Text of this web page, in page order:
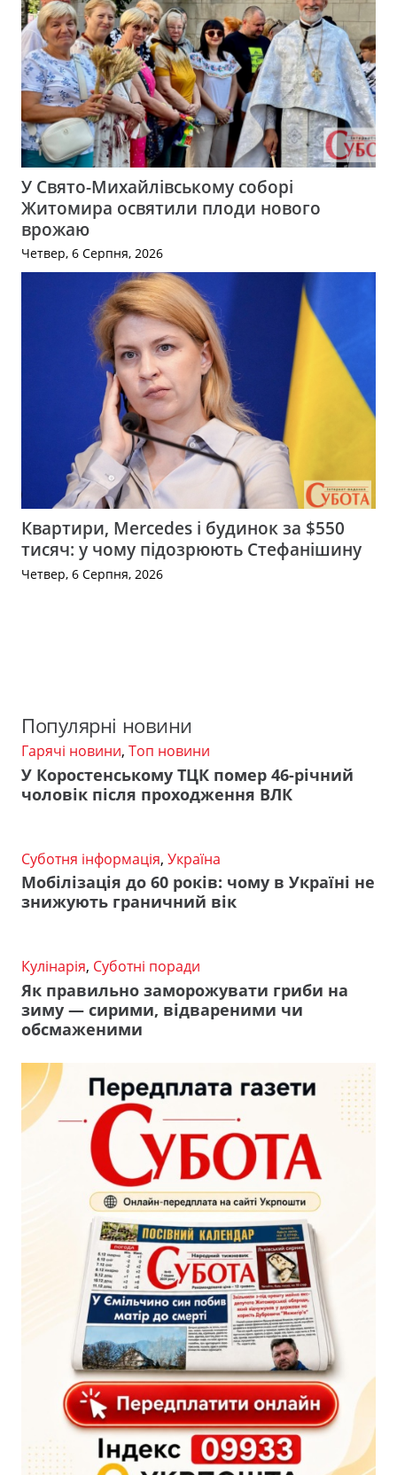
У Свято-Михайлівському соборі
Житомира освятили плоди нового
врожаю
Четвер, 6 Серпня, 2026
Квартири, Mercedes і будинок за $550
тисяч: у чому підозрюють Стефанішину
Четвер, 6 Серпня, 2026
Популярні новини
Гарячі новини, Топ новини
У Коростенському ТЦК помер 46-річний
чоловік після проходження ВЛК
Суботня інформація, Україна
Мобілізація до 60 років: чому в Україні не
знижують граничний вік
Кулінарія, Суботні поради
Як правильно заморожувати гриби на
зиму — сирими, відвареними чи
обсмаженими